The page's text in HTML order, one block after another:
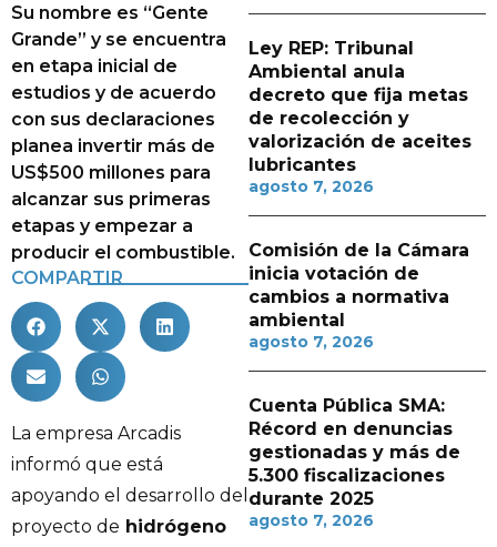
Su nombre es “Gente
Grande” y se encuentra
en etapa inicial de
estudios y de acuerdo
con sus declaraciones
planea invertir más de
US$500 millones para
alcanzar sus primeras
etapas y empezar a
producir el combustible.
COMPARTIR
La empresa Arcadis
informó que está
apoyando el desarrollo del
proyecto de hidrógeno
Ley REP: Tribunal
Ambiental anula
decreto que fija metas
de recolección y
valorización de aceites
lubricantes
agosto 7, 2026
Comisión de la Cámara
inicia votación de
cambios a normativa
ambiental
agosto 7, 2026
Cuenta Pública SMA:
Récord en denuncias
gestionadas y más de
5.300 fiscalizaciones
durante 2025
agosto 7, 2026